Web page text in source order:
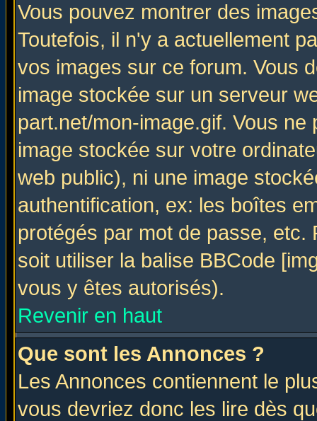
Vous pouvez montrer des
Toutefois, il n'y a actuellement
vos images sur ce forum. Vous
image stockée sur un serveur
part.net/mon-image.gif. Vous
image stockée sur votre
web public), ni une image
authentification, ex: les boîtes
protégés par mot de passe,
soit utiliser la balise BBCode
vous y êtes autorisés).
Revenir en haut
Que sont les Annonces ?
Les Annonces contiennent le
vous devriez donc les lire dès